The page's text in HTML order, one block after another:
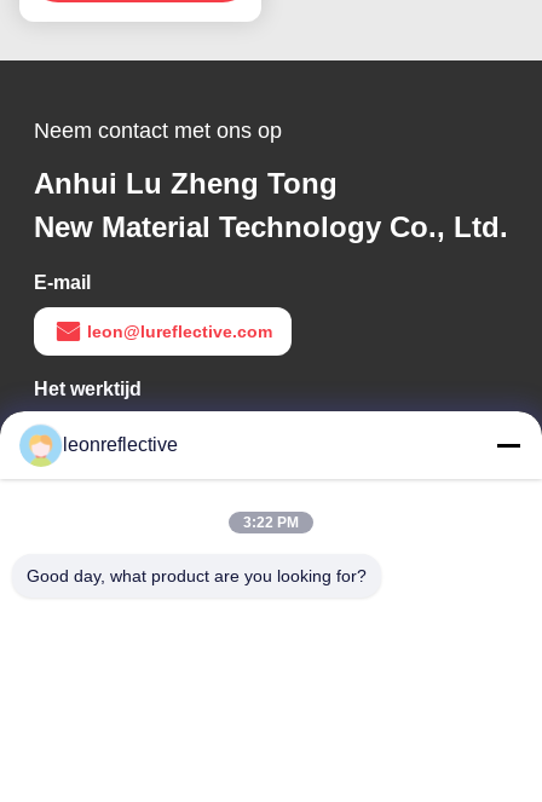
Neem contact met ons op
Anhui Lu Zheng Tong
New Material Technology Co., Ltd.
E-mail
leon@lureflective.com
Het werktijd
9:00-18:00
Ons adres
Technology Park, High-tech Zone, Hefei, Anhui, China
leonreflective
3:22 PM
Good day, what product are you looking for?